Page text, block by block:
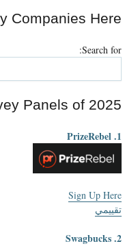
Companies Here
Search for
:
Panels of 2025
1. PrizeRebel
Sign Up Here
تقييمي
2. Swagbucks